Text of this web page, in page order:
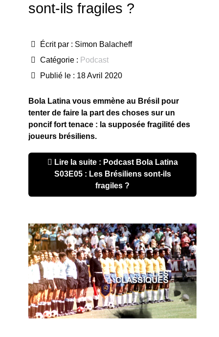
sont-ils fragiles ?
Écrit par : Simon Balacheff
Catégorie : Podcast
Publié le : 18 Avril 2020
Bola Latina vous emmène au Brésil pour
tenter de faire la part des choses sur un
poncif fort tenace : la supposée fragilité des
joueurs brésiliens.
Lire la suite : Podcast Bola Latina
S03E05 : Les Brésiliens sont-ils
fragiles ?